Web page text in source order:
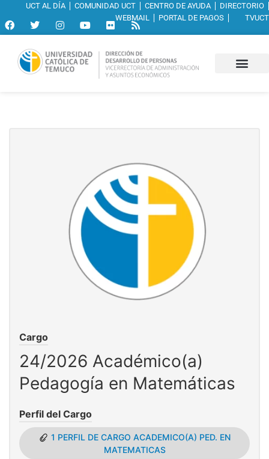
UCT AL DÍA COMUNIDAD UCT CENTRO DE AYUDA
DIRECTORIO
WEBMAIL
PORTAL DE PAGOS TVUCT
Cargo
24/2026 Académico(a)
Pedagogía en Matemáticas
Perfil del Cargo
1 PERFIL DE CARGO ACADEMICO(A) PED. EN
MATEMATICAS